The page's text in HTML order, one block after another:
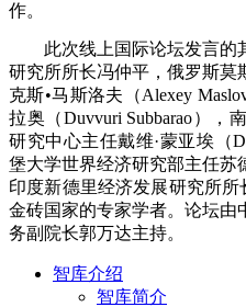
作。
此次线上国际论坛发言的
研究所所长冯仲平，俄罗斯莫
克斯•马斯洛夫（Alexey
拉奥（Duvvuri Subbarao），
研究中心主任戴维·蒙亚埃（
堡大学世界经济研究部主任苏
印度新德里经济发展研究所所
金砖国家的专家学者。论坛由
务副院长郭万达主持。
智库介绍
智库简介